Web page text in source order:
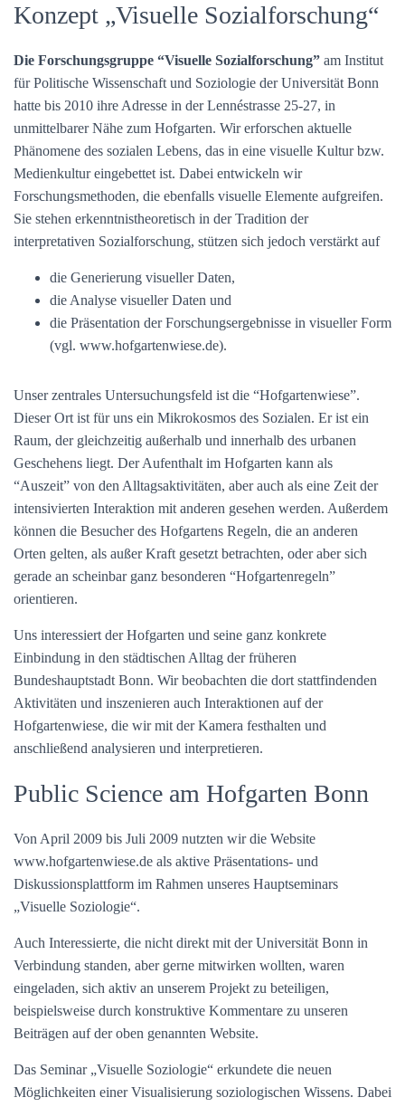
Konzept „Visuelle Sozialforschung“
Die Forschungsgruppe “Visuelle Sozialforschung” am Institut
für Politische Wissenschaft und Soziologie der Universität Bonn
hatte bis 2010 ihre Adresse in der Lennéstrasse 25-27, in
unmittelbarer Nähe zum Hofgarten. Wir erforschen aktuelle
Phänomene des sozialen Lebens, das in eine visuelle Kultur bzw.
Medienkultur eingebettet ist. Dabei entwickeln wir
Forschungsmethoden, die ebenfalls visuelle Elemente aufgreifen.
Sie stehen erkenntnistheoretisch in der Tradition der
interpretativen Sozialforschung, stützen sich jedoch verstärkt auf
die Generierung visueller Daten,
die Analyse visueller Daten und
die Präsentation der Forschungsergebnisse in visueller Form
(vgl. www.hofgartenwiese.de).
Unser zentrales Untersuchungsfeld ist die “Hofgartenwiese”.
Dieser Ort ist für uns ein Mikrokosmos des Sozialen. Er ist ein
Raum, der gleichzeitig außerhalb und innerhalb des urbanen
Geschehens liegt. Der Aufenthalt im Hofgarten kann als
“Auszeit” von den Alltagsaktivitäten, aber auch als eine Zeit der
intensivierten Interaktion mit anderen gesehen werden. Außerdem
können die Besucher des Hofgartens Regeln, die an anderen
Orten gelten, als außer Kraft gesetzt betrachten, oder aber sich
gerade an scheinbar ganz besonderen “Hofgartenregeln”
orientieren.
Uns interessiert der Hofgarten und seine ganz konkrete
Einbindung in den städtischen Alltag der früheren
Bundeshauptstadt Bonn. Wir beobachten die dort stattfindenden
Aktivitäten und inszenieren auch Interaktionen auf der
Hofgartenwiese, die wir mit der Kamera festhalten und
anschließend analysieren und interpretieren.
Public Science am Hofgarten Bonn
Von April 2009 bis Juli 2009 nutzten wir die Website
www.hofgartenwiese.de als aktive Präsentations- und
Diskussionsplattform im Rahmen unseres Hauptseminars
„Visuelle Soziologie“.
Auch Interessierte, die nicht direkt mit der Universität Bonn in
Verbindung standen, aber gerne mitwirken wollten, waren
eingeladen, sich aktiv an unserem Projekt zu beteiligen,
beispielsweise durch konstruktive Kommentare zu unseren
Beiträgen auf der oben genannten Website.
Das Seminar „Visuelle Soziologie“ erkundete die neuen
Möglichkeiten einer Visualisierung soziologischen Wissens. Dabei